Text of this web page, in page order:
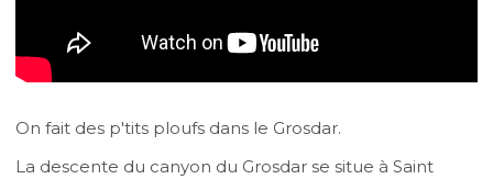
On fait des p'tits ploufs dans le Grosdar.
La descente du canyon du Grosdar se situe à Saint